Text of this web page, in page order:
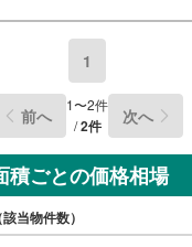
1
前へ 1〜2件
/2件 次へ
積ごとの価格相場
当物件数）